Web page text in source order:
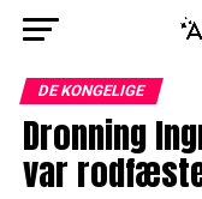
DE KONGELIGE
Dronning
var